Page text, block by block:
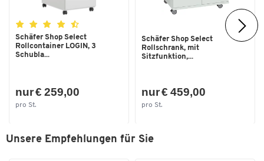
Breite [mm]
Höhe bis [mm]
Höhe von [mm] 645
645 - 1290
Schäfer Shop Select
Rollcontainer LOGIN, 3
Schubla...
nur € 259,00
pro St.
Schäfer Shop Select
Rollschrank, mit
Sitzfunktion,...
nur € 459,00
pro St.
Unsere Empfehlungen für Sie
Zum Zoomen doppeltippen